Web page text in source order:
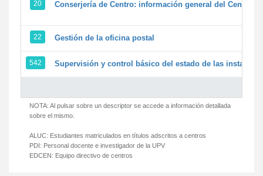
20 Conserjería de Centro: información general del Centro y
22 Gestión de la oficina postal
542 Supervisión y control básico del estado de las
NOTA: Al pulsar sobre un descriptor se accede a información detallada
sobre el mismo.
ALUC: Estudiantes matriculados en títulos adscritos a centros
PDI: Personal docente e investigador de la UPV
EDCEN: Equipo directivo de centros